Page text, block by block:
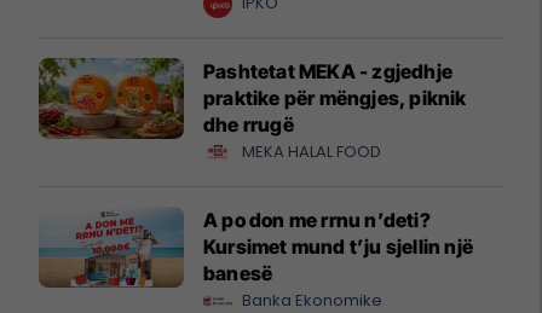
Pashtetat MEKA - zgjedhje
praktike për mëngjes, piknik
dhe rrugë
MEKA HALAL FOOD
A po don me rrnu n’deti?
Kursimet mund t’ju sjellin një
banesë
Banka Ekonomike